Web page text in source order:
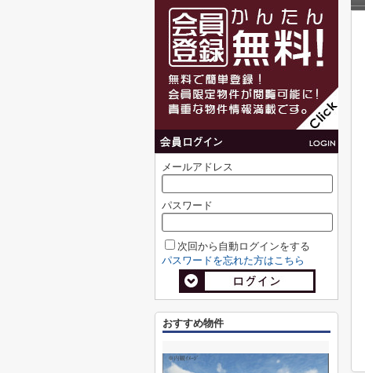
メールアドレス
パスワード
次回から自動ログインをする
パスワードを忘れた方はこちら
おすすめ物件